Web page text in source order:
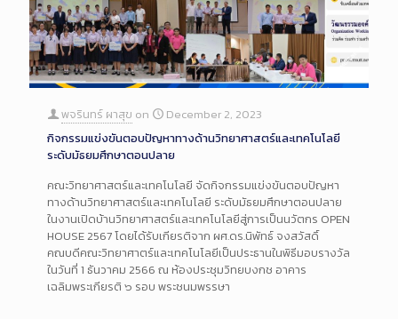
พจรินทร์ ผาสุข on
December 2, 2023
กิจกรรมแข่งขันตอบปัญหาทางด้านวิทยาศาสตร์และเทคโนโลยี
ระดับมัธยมศึกษาตอนปลาย
คณะวิทยาศาสตร์และเทคโนโลยี จัดกิจกรรมแข่งขันตอบปัญหา
ทางด้านวิทยาศาสตร์และเทคโนโลยี ระดับมัธยมศึกษาตอนปลาย
ในงานเปิดบ้านวิทยาศาสตร์และเทคโนโลยีสู่การเป็นนวัตกร OPEN
HOUSE 2567 โดยได้รับเกียรติจาก ผศ.ดร.นิพัทธ์ จงสวัสดิ์
คณบดีคณะวิทยาศาตร์และเทคโนโลยีเป็นประธานในพิธีมอบรางวัล
ในวันที่ 1 ธันวาคม 2566 ณ ห้องประชุมวิทยบงกช อาคาร
เฉลิมพระเกียรติ ๖ รอบ พระชนมพรรษา